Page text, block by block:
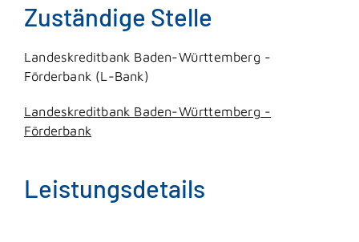
Zuständige Stelle
Landeskreditbank Baden-Württemberg -
Förderbank (L-Bank)
Landeskreditbank Baden-Württemberg -
Förderbank
Leistungsdetails